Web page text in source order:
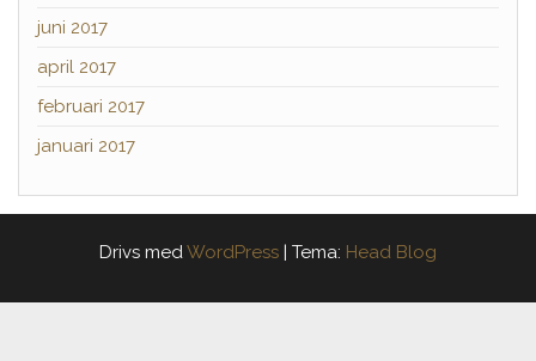
juni 2017
april 2017
februari 2017
januari 2017
Drivs medWordPress | Tema: Head Blog